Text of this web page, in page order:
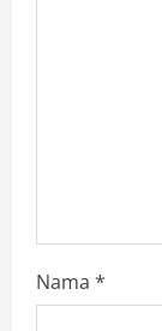
Nama *